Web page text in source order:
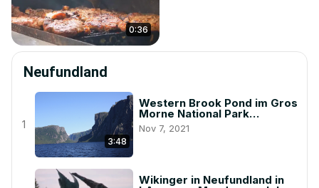
0:36
Neufundland
1
3:48
Western Brook Pond im Gros
Morne National Park
Newfoundland
Nov 7, 2021
Wikinger in Neufundland in